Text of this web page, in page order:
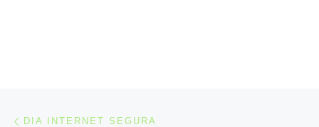
Post navigation
DIA INTERNET SEGURA